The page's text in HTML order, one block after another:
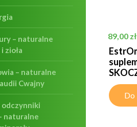
– naturalne
zioła
– naturalne
Cwajny
naturalne
Cena
89,00 zł
Do